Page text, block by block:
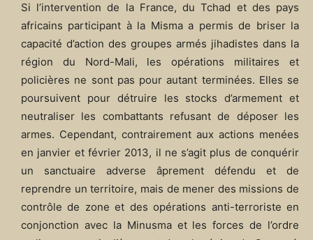
Si l’intervention de la France, du Tchad et des pays
africains participant à la Misma a permis de briser la
capacité d’action des groupes armés jihadistes dans la
région du Nord-Mali, les opérations militaires et
policières ne sont pas pour autant terminées. Elles se
poursuivent pour détruire les stocks d’armement et
neutraliser les combattants refusant de déposer les
armes. Cependant, contrairement aux actions menées
en janvier et février 2013, il ne s’agit plus de conquérir
un sanctuaire adverse âprement défendu et de
reprendre un territoire, mais de mener des missions de
contrôle de zone et des opérations anti-terroriste en
conjonction avec la Minusma et les forces de l’ordre